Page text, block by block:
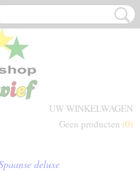
UW WINKELWAGEN
Geen producten (0)
deluxe